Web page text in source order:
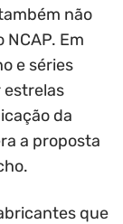
não
Em
e séries
estrelas
da
a proposta
que